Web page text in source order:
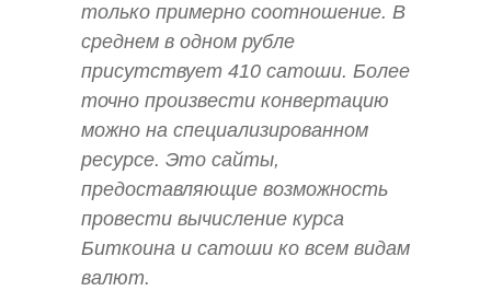
только примерно соотношение. В
среднем в одном рубле
присутствует 410 сатоши. Более
точно произвести конвертацию
можно на специализированном
ресурсе. Это сайты,
предоставляющие возможность
провести вычисление курса
Биткоина и сатоши ко всем видам
валют.